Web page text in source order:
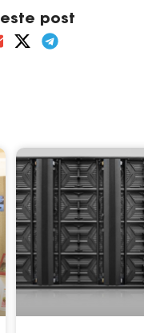
post